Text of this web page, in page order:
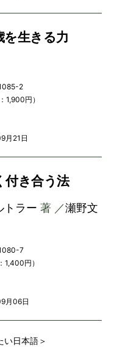
を生きる力
2
1,900円）
月21日
付き合う法
トラー 著 ／瀬野文
7
1,400円）
月06日
い日本語＞